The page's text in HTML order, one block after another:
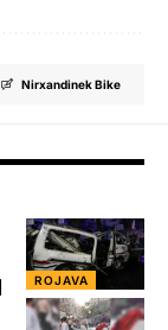
Nirxandinek Bike
ROJAVA